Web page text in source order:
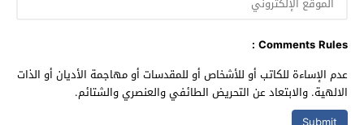
Comments Rules :
عدم الإساءة للكاتب أو للأشخاص أو للمقدسات أو مهاجمة الأديان أو الذات
الالهية. والابتعاد عن التحريض الطائفي والعنصري والشتائم.